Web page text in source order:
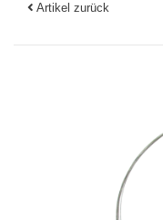
Artikel zurück